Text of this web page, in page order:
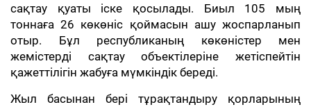
сақтау қуаты іске қосылады. Биыл 105 мың
тоннаға 26 көкөніс қоймасын ашу жоспарланып
отыр. Бұл республиканың көкөністер мен
жемістерді сақтау объектілеріне жетіспейтін
қажеттілігін жабуға мүмкіндік береді.
Жыл басынан бері тұрақтандыру қорларының